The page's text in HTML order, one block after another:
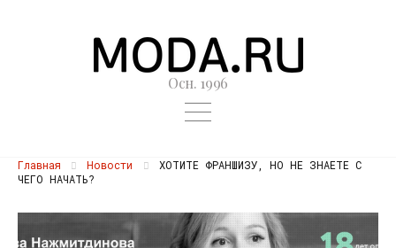
Осн. 1996
Главная Новости
ХОТИТЕ ФРАНШИЗУ, НО НЕ ЗНАЕТЕ С
ЧЕГО НАЧАТЬ?